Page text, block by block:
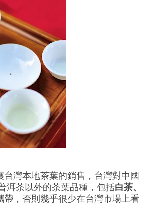
台灣本地茶葉的銷售， 台灣對中國
洱茶以外的茶葉品種，包括白茶、
帶，否則幾乎很少在台灣市場上看